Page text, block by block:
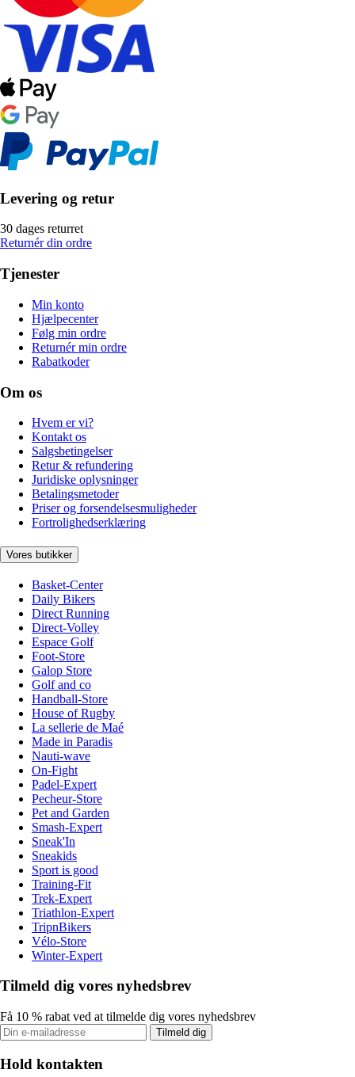
Levering og retur
30 dages returret
Returnér din ordre
Tjenester
Min konto
Hjælpecenter
Følg min ordre
Returnér min ordre
Rabatkoder
Om os
Hvem er vi?
Kontakt os
Salgsbetingelser
Retur & refundering
Juridiske oplysninger
Betalingsmetoder
Priser og forsendelsesmuligheder
Fortrolighedserklæring
Vores butikker
Basket-Center
Daily Bikers
Direct Running
Direct-Volley
Espace Golf
Foot-Store
Galop Store
Golf and co
Handball-Store
House of Rugby
La sellerie de Maé
Made in Paradis
Nauti-wave
On-Fight
Padel-Expert
Pecheur-Store
Pet and Garden
Smash-Expert
Sneak'In
Sneakids
Sport is good
Training-Fit
Trek-Expert
Triathlon-Expert
TripnBikers
Vélo-Store
Winter-Expert
Tilmeld dig vores nyhedsbrev
Få 10 % rabat ved at tilmelde dig vores nyhedsbrev
Tilmeld dig
Hold kontakten